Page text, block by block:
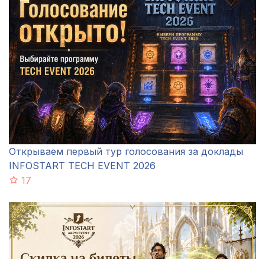
Открываем первый тур голосования за доклады
INFOSTART TECH EVENT 2026
17